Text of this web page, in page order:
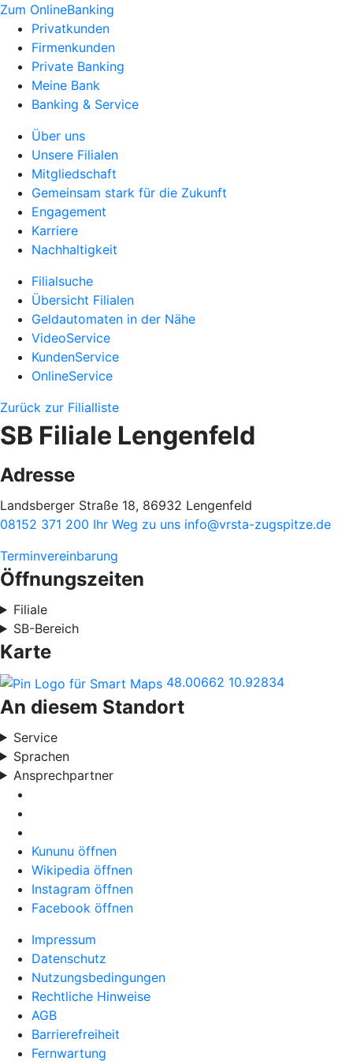
Zum OnlineBanking
Privatkunden
Firmenkunden
Private Banking
Meine Bank
Banking & Service
Über uns
Unsere Filialen
Mitgliedschaft
Gemeinsam stark für die Zukunft
Engagement
Karriere
Nachhaltigkeit
Filialsuche
Übersicht Filialen
Geldautomaten in der Nähe
VideoService
KundenService
OnlineService
Zurück zur Filialliste
SB Filiale Lengenfeld
Adresse
Landsberger Straße 18, 86932 Lengenfeld
08152 371 200 Ihr Weg zu uns info@vrsta-zugspitze.de
Terminvereinbarung
Öffnungszeiten
Filiale
SB-Bereich
Karte
48.00662 10.92834
An diesem Standort
Service
Sprachen
Ansprechpartner
Kununu öffnen
Wikipedia öffnen
Instagram öffnen
Facebook öffnen
Impressum
Datenschutz
Nutzungsbedingungen
Rechtliche Hinweise
AGB
Barrierefreiheit
Fernwartung